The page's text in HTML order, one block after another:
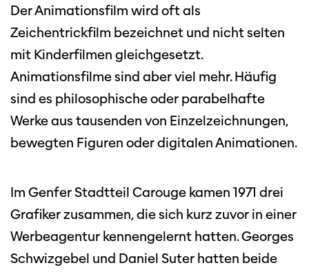
Der Animationsfilm wird oft als
Zeichentrickfilm bezeichnet und nicht selten
mit Kinderfilmen gleichgesetzt.
Animationsfilme sind aber viel mehr. Häufig
sind es philosophische oder parabelhafte
Werke aus tausenden von Einzelzeichnungen,
bewegten Figuren oder digitalen Animationen.
Im Genfer Stadtteil Carouge kamen 1971 drei
Grafiker zusammen, die sich kurz zuvor in einer
Werbeagentur kennengelernt hatten. Georges
Schwizgebel und Daniel Suter hatten beide